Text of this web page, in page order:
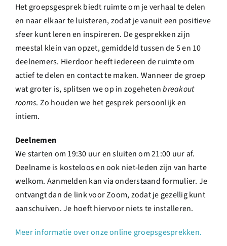
Het groepsgesprek biedt ruimte om je verhaal te delen
en naar elkaar te luisteren, zodat je vanuit een positieve
sfeer kunt leren en inspireren. De gesprekken zijn
meestal klein van opzet, gemiddeld tussen de 5 en 10
deelnemers. Hierdoor heeft iedereen de ruimte om
actief te delen en contact te maken. Wanneer de groep
wat groter is, splitsen we op in zogehetenbreakout
rooms. Zo houden we het gesprek persoonlijk en
intiem.
Deelnemen
We starten om 19:30 uur en sluiten om 21:00 uur af.
Deelname is kosteloos en ook niet-leden zijn van harte
welkom. Aanmelden kan via onderstaand formulier. Je
ontvangt dan de link voor Zoom, zodat je gezellig kunt
aanschuiven. Je hoeft hiervoor niets te installeren.
Meer informatie over onze online groepsgesprekken.